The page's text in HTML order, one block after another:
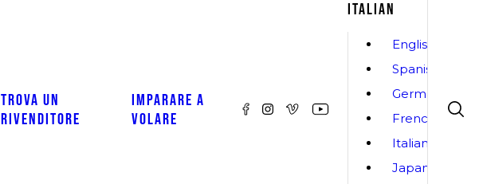
TROVA UN
RIVENDITORE
IMPARARE A
VOLARE
ITALIAN
English
Spanish
German
French
Italian
Japanese